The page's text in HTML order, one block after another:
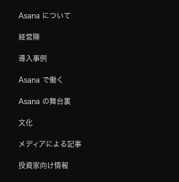
Asana について
経営陣
導入事例
Asana で働く
Asana の舞台裏
文化
メディアによる記事
投資家向け情報